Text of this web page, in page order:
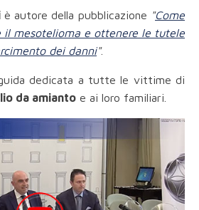
è autore della pubblicazione "Come
il mesotelioma e ottenere le tutele
dei danni".
dedicata a tutte le vittime di
da amianto e ai loro familiari.